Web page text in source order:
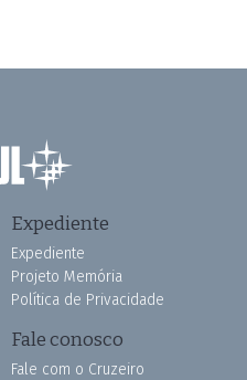
Expediente
Expediente
Projeto Memória
Política de Privacidade
Fale conosco
Fale com o Cruzeiro